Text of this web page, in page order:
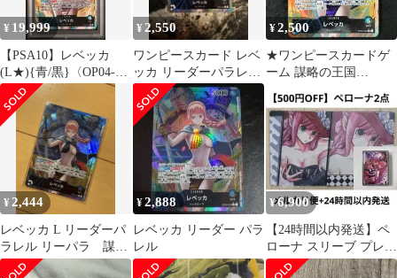
¥ 19,999
【PSA10】レベッカ
(L★){青/黒}〈OP04-
039〉[ブースターパッ
ク 謀略の王国]リーパ
ラ リーダーパラレル
¥ 2,550
ワンピースカード レベ
ッカ リーダーパラレル
op04 謀略の王国
¥2,500
★ワンピースカードゲ
ーム 謀略の王国
レベッカ L☆ リーダー
カード
¥2,444
レベッカ L リーダーパ
ラレル リーパラ 謀略
の王国
¥2,888
レベッカ リーダー パラ
レル
¥6,900
【24時間以内発送】ペ
ローナ スリーブ プレマ
プレイマット ワンピー